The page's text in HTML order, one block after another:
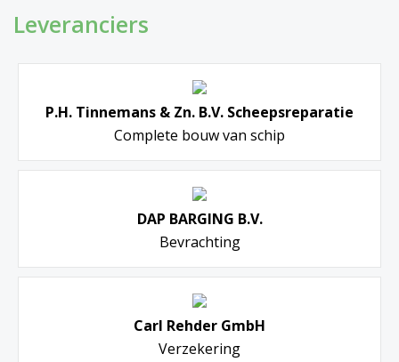
Leveranciers
P.H. Tinnemans & Zn. B.V. Scheepsreparatie
Complete bouw van schip
DAP BARGING B.V.
Bevrachting
Carl Rehder GmbH
Verzekering